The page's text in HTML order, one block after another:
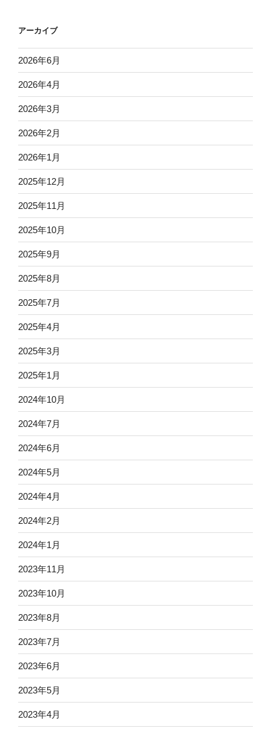
アーカイブ
2026年6月
2026年4月
2026年3月
2026年2月
2026年1月
2025年12月
2025年11月
2025年10月
2025年9月
2025年8月
2025年7月
2025年4月
2025年3月
2025年1月
2024年10月
2024年7月
2024年6月
2024年5月
2024年4月
2024年2月
2024年1月
2023年11月
2023年10月
2023年8月
2023年7月
2023年6月
2023年5月
2023年4月